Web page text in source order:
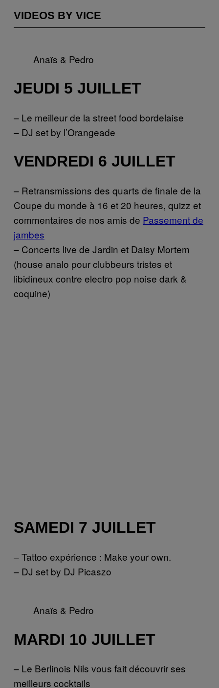
VIDEOS BY VICE
Anaïs & Pedro
JEUDI 5 JUILLET
– Le meilleur de la street food bordelaise
– DJ set by l’Orangeade
VENDREDI 6 JUILLET
– Retransmissions des quarts de finale de la
Coupe du monde à 16 et 20 heures, quizz et
commentaires de nos amis de Passement de
jambes
– Concerts live de Jardin et Daisy Mortem
(house analo pour clubbeurs tristes et
libidineux contre electro pop noise dark &
coquine)
SAMEDI 7 JUILLET
– Tattoo expérience : Make your own.
– DJ set by DJ Picaszo
Anaïs & Pedro
MARDI 10 JUILLET
– Le Berlinois Nils vous fait découvrir ses
meilleurs cocktails